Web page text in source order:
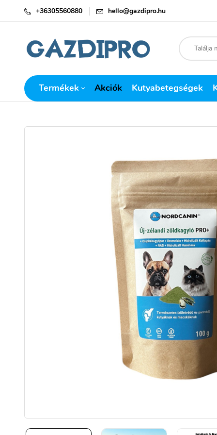
+36305560880 hello@gazdipro.hu
Termékek Akciók Kutyabetegségek